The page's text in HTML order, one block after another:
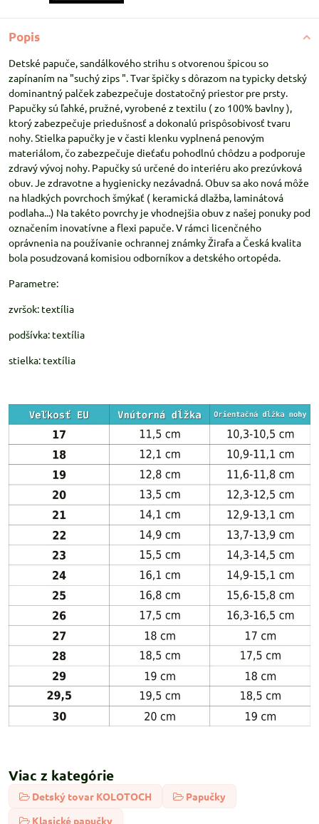
Popis
Detské papuče, sandálkového strihu s otvorenou špicou so
zapínaním na "suchý zips ". Tvar špičky s dôrazom na typicky detský
dominantný palček zabezpečuje dostatočný priestor pre prsty.
Papučky sú ľahké, pružné, vyrobené z textilu ( zo 100% bavlny ),
ktorý zabezpečuje priedušnosť a dokonalú prispôsobivosť tvaru
nohy. Stielka papučky je v časti klenku vyplnená penovým
materiálom, čo zabezpečuje dieťaťu pohodlnú chôdzu a podporuje
zdravý vývoj nohy. Papučky sú určené do interiéru ako prezúvková
obuv. Je zdravotne a hygienicky nezávadná. Obuv sa ako nová môže
na hladkých povrchoch šmýkať ( keramická dlažba, laminátová
podlaha...) Na takéto povrchy je vhodnejšia obuv z našej ponuky pod
označením inovatívne a flexi papuče. V rámci licenčného
oprávnenia na používanie ochrannej známky Žirafa a Česká kvalita
bola posudzovaná komisiou odborníkov a detského ortopéda.
Parametre:
zvršok: textília
podšívka: textília
stielka: textília
Viac z kategórie
Detský tovar KOLOTOCH
Papučky
Klasické papučky